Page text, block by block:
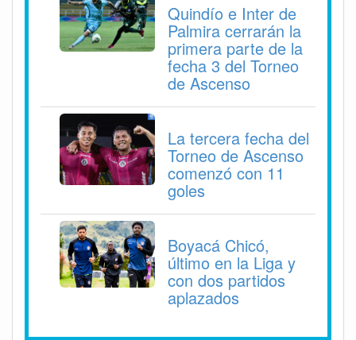
Quindío e Inter de
Palmira cerrarán la
primera parte de la
fecha 3 del Torneo
de Ascenso
La tercera fecha del
Torneo de Ascenso
comenzó con 11
goles
Boyacá Chicó,
último en la Liga y
con dos partidos
aplazados